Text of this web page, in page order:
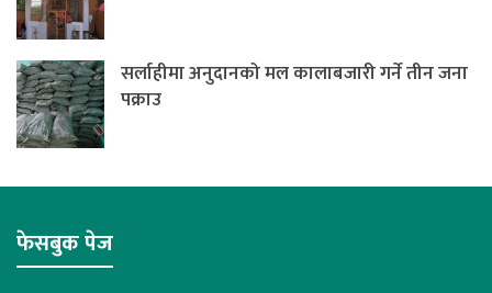
सर्लाहीमा अनुदानको मल कालाबजारी गर्ने तीन जना
पक्राउ
फेसबुक पेज